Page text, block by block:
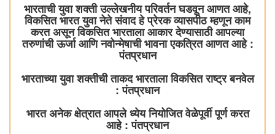
भारताची युवा शक्ती उल्लेखनीय परिवर्तन घडवून आणत आहे,
विकसित भारत युवा नेते संवाद हे प्रेरक व्यासपीठ म्हणून काम
करत असून विकसित भारताला आकार देण्यासाठी आपल्या
तरुणांची ऊर्जा आणि नवोन्मेषाची भावना एकत्रित आणत आहे :
पंतप्रधान
भारताच्या युवा शक्तीची ताकद भारताला विकसित राष्ट्र बनवेल
: पंतप्रधान
भारत अनेक क्षेत्रात आपले ध्येय नियोजित वेळेपूर्वी पूर्ण करत
आहे : पंतप्रधान